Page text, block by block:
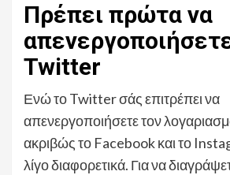
Πρέπει πρώτα να
Twitter
Ενώ το Twitter σάς επιτρέπει να
απενεργοποιήσετε τον
ακριβώς το Facebook και το
λίγο διαφορετικά. Για να